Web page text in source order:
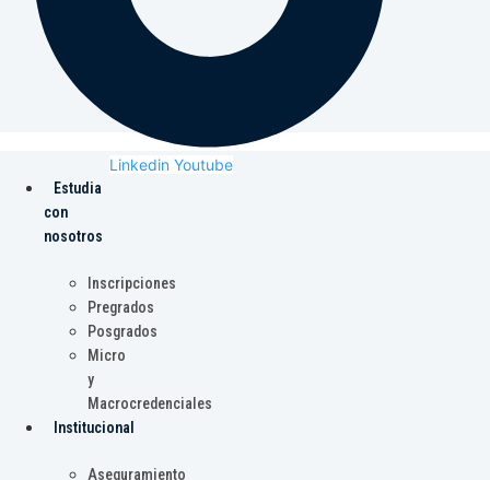
Linkedin Youtube
Estudia
con
nosotros
Inscripciones
Pregrados
Posgrados
Micro
y
Macrocredenciales
Institucional
Aseguramiento